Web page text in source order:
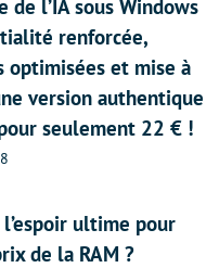
de l’IA sous Windows
renforcée,
optimisées et mise à
version authentique
seulement 22 € !
ultime pour
de la RAM ?